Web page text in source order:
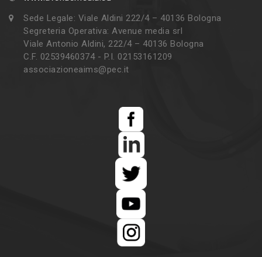
Sede Legale: Viale Aldini 222/4 – 40136 Bologna
Segreteria Operativa: Avenue media srl
Viale Antonio Aldini, 222/4 – 40136 Bologna
C.F. 02539460374 - P.I. 02153161209
associazioneaims@pec.it